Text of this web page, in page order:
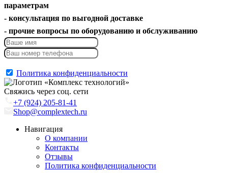
параметрам
- консультация по выгодной доставке
- прочие вопросы по оборудованию и обслуживанию
Политика конфиденциальности
Свяжись через соц. сети
+7 (924) 205-81-41
Shop@complextech.ru
Навигация
О компании
Контакты
Отзывы
Политика конфиденциальности